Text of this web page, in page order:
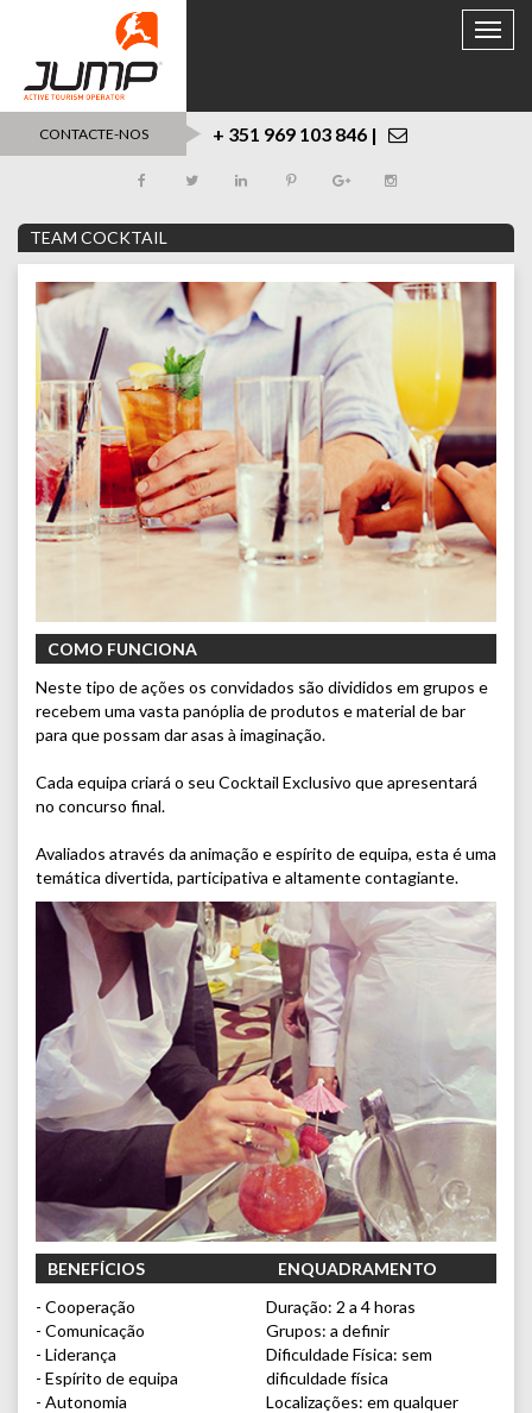
Toggle
CONTACTE-NOS + 351 969 103 846 |
TEAM COCKTAIL
COMO FUNCIONA
Neste tipo de ações os convidados são divididos em grupos e
recebem uma vasta panóplia de produtos e material de bar
para que possam dar asas à imaginação.
Cada equipa criará o seu Cocktail Exclusivo que apresentará
no concurso final.
Avaliados através da animação e espírito de equipa, esta é uma
temática divertida, participativa e altamente contagiante.
BENEFÍCIOS
- Cooperação
- Comunicação
- Liderança
- Espírito de equipa
- Autonomia
ENQUADRAMENTO
Duração: 2 a 4 horas
Grupos: a definir
Dificuldade Física: sem
dificuldade física
Localizações: em qualquer